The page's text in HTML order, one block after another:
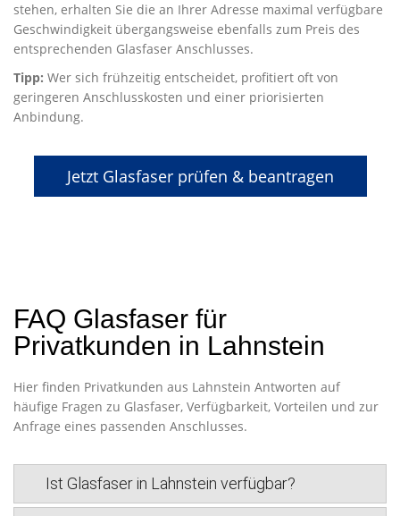
stehen, erhalten Sie die an Ihrer Adresse maximal verfügbare
Geschwindigkeit übergangsweise ebenfalls zum Preis des
entsprechenden Glasfaser Anschlusses.
Tipp: Wer sich frühzeitig entscheidet, profitiert oft von
geringeren Anschlusskosten und einer priorisierten
Anbindung.
Jetzt Glasfaser prüfen & beantragen
FAQ Glasfaser für
Privatkunden in Lahnstein
Hier finden Privatkunden aus Lahnstein Antworten auf
häufige Fragen zu Glasfaser, Verfügbarkeit, Vorteilen und zur
Anfrage eines passenden Anschlusses.
Ist Glasfaser in Lahnstein verfügbar?